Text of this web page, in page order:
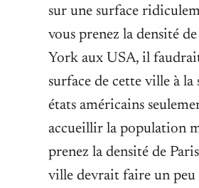
sur une surface
vous prenez la densité
York aux USA, il
surface de cette ville à la
états américains
accueillir la population
prenez la densité de
ville devrait faire un peu